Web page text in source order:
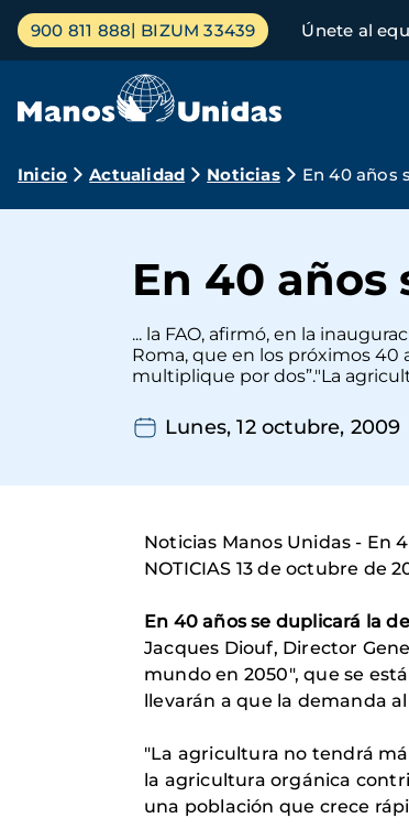
Pasar
contenido
Menú
principal
900 811 888 BIZUM 33439 Únete al
Ruta
navegación
Inicio Actualidad Noticias En 40 años
En 40
... la FAO, afirmó, en la
Roma, que en los próximos 40
multiplique por dos”."La
Lunes, 12 octubre, 2009
Noticias Manos Unidas - En
NOTICIAS 13 de octubre de
En 40 años se duplicará la
Jacques Diouf, Director
mundo en 2050", que se
llevarán a que la demanda
"La agricultura no tendrá
la agricultura orgánica
una población que crece